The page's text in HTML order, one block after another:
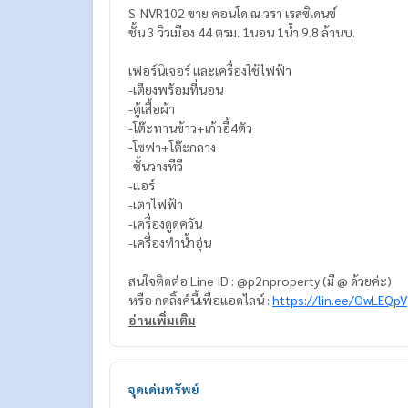
S-NVR102 ขาย คอนโด ณ วรา เรสซิเดนซ์
ชั้น 3 วิวเมือง 44 ตรม. 1นอน 1น้ำ 9.8 ล้านบ.
เฟอร์นิเจอร์ และเครื่องใช้ไฟฟ้า
-เตียงพร้อมที่นอน
-ตู้เสื้อผ้า
-โต๊ะทานข้าว+เก้าอี้4ตัว
-โซฟา+โต๊ะกลาง
-ชั้นวางทีวี
-แอร์
-เตาไฟฟ้า
-เครื่องดูดควัน
-เครื่องทำน้ำอุ่น
สนใจติดต่อ Line ID : @p2nproperty (มี @ ด้วยค่ะ)
หรือ กดลิ้งค์นี้เพื่อแอดไลน์ : https://lin.ee/OwLEQpV
* มีให้เลือกอีกหลายห้อง หลายโครงการค่ะ
อ่านเพิ่มเติม
จุดเด่นทรัพย์